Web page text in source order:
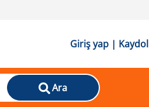
Giriş yap | Kaydol
Ara